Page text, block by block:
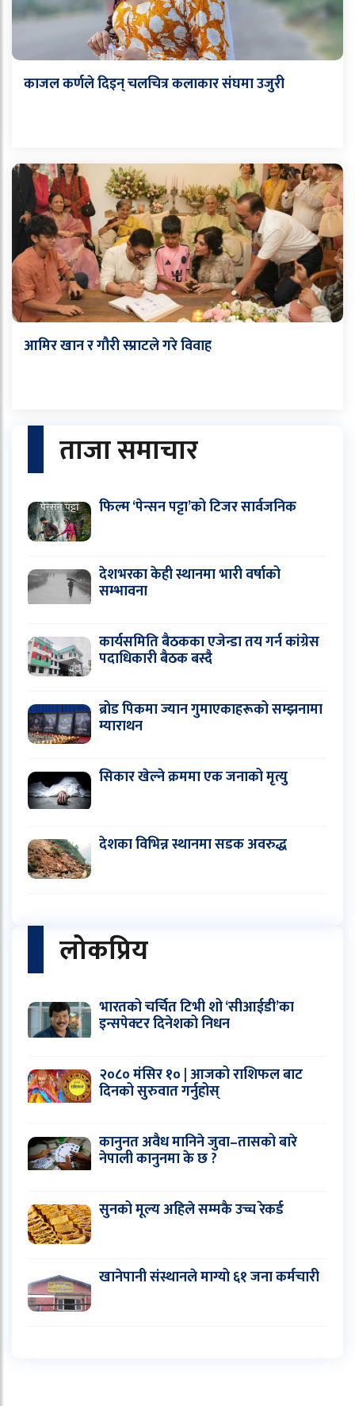
काजल कर्णले दिइन् चलचित्र कलाकार संघमा उजुरी
आमिर खान र गौरी स्प्राटले गरे विवाह
ताजा समाचार
फिल्म ‘पेन्सन पट्टा’को टिजर सार्वजनिक
देशभरका केही स्थानमा भारी वर्षाको
सम्भावना
कार्यसमिति बैठकका एजेन्डा तय गर्न कांग्रेस
पदाधिकारी बैठक बस्दै
ब्रोड पिकमा ज्यान गुमाएकाहरूको सम्झनामा
म्याराथन
सिकार खेल्ने क्रममा एक जनाको मृत्यु
देशका विभिन्न स्थानमा सडक अवरुद्ध
लोकप्रिय
भारतको चर्चित टिभी शो ‘सीआईडी’का
इन्सपेक्टर दिनेशको निधन
२०८० मंसिर १० | आजको राशिफल बाट
दिनको सुरुवात गर्नुहोस्
कानुनत अवैध मानिने जुवा–तासको बारे
नेपाली कानुनमा के छ ?
सुनको मूल्य अहिले सम्मकै उच्च रेकर्ड
खानेपानी संस्थानले माग्यो ६१ जना कर्मचारी